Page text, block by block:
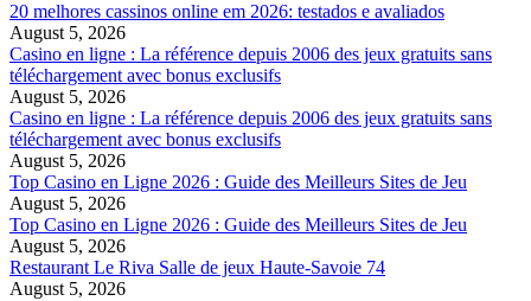
20 melhores cassinos online em 2026: testados e avaliados
August 5, 2026
Casino en ligne : La référence depuis 2006 des jeux gratuits sans
téléchargement avec bonus exclusifs
August 5, 2026
Casino en ligne : La référence depuis 2006 des jeux gratuits sans
téléchargement avec bonus exclusifs
August 5, 2026
Top Casino en Ligne 2026 : Guide des Meilleurs Sites de Jeu
August 5, 2026
Top Casino en Ligne 2026 : Guide des Meilleurs Sites de Jeu
August 5, 2026
Restaurant Le Riva Salle de jeux Haute-Savoie 74
August 5, 2026